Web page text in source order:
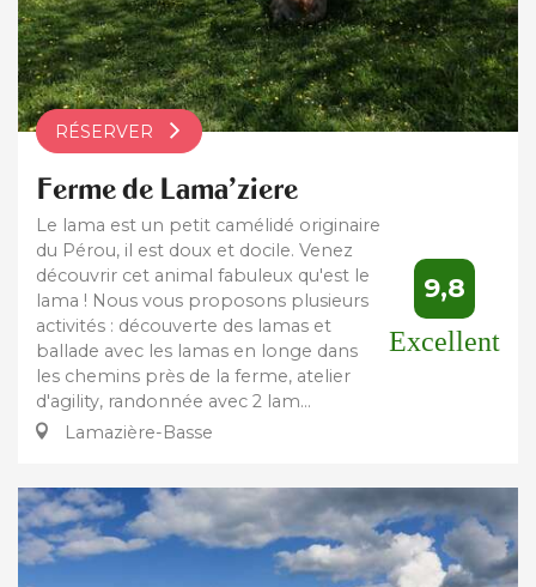
RÉSERVER
Ferme de Lama'ziere
Le lama est un petit camélidé originaire
du Pérou, il est doux et docile. Venez
découvrir cet animal fabuleux qu'est le
lama ! Nous vous proposons plusieurs
activités : découverte des lamas et
ballade avec les lamas en longe dans
les chemins près de la ferme, atelier
d'agility, randonnée avec 2 lam...
Lamazière-Basse
9,8
Excellent